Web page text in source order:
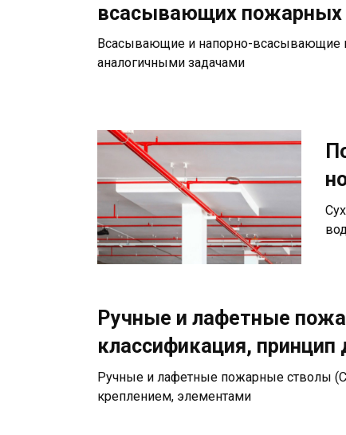
всасывающих пожарных
Всасывающие и напорно-всасывающие
аналогичными задачами
Ручные и лафетные
классификация, принцип
Ручные и лафетные пожарные стволы
креплением, элементами